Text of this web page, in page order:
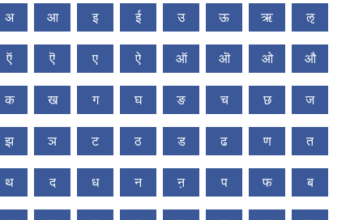
अ आ इ ई उ ऊ ऋ ऌ
ऍ ऎ ए ऐ ऑ ऒ ओ औ
क ख ग घ ङ च छ ज
झ ञ ट ठ ड ढ ण त
थ द ध न ऩ प फ ब